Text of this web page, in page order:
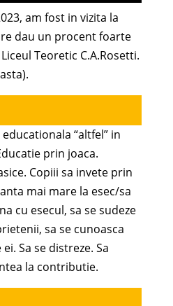
am fost in vizita la
dau un procent foarte
Teoretic C.A.Rosetti.
“altfel” in
prin joaca.
Copiii sa invete prin
mai mare la esec/sa
cu esecul, sa se sudeze
sa se cunoasca
Sa se distreze. Sa
la contributie.